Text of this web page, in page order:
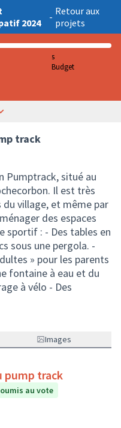
2024
- Retour aux
projets
5
Budget
track
Pumptrack, situé au
Il est très
village, et même par
des espaces
sportif : - Des tables en
sous une pergola. -
» pour les parents
fontaine à eau et du
à vélo - Des
Images
pump track
au vote